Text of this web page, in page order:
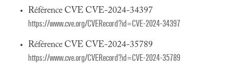
Référence CVE CVE-2024-34397
https://www.cve.org/CVERecord?id=CVE-2024-34397
Référence CVE CVE-2024-35789
https://www.cve.org/CVERecord?id=CVE-2024-35789